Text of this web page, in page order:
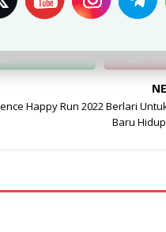
(Wawan)
Happy Run 2022 Berlari
Baru